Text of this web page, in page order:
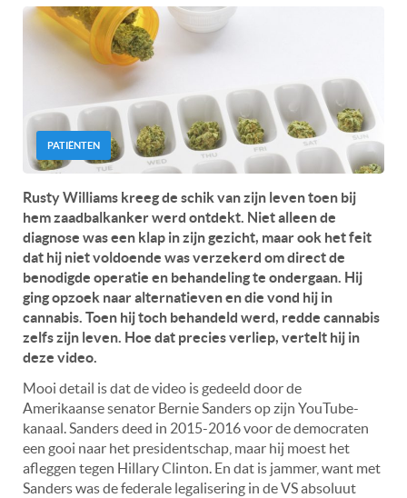
PATIËNTEN
Rusty Williams kreeg de schik van zijn leven toen bij
hem zaadbalkanker werd ontdekt. Niet alleen de
diagnose was een klap in zijn gezicht, maar ook het feit
dat hij niet voldoende was verzekerd om direct de
benodigde operatie en behandeling te ondergaan. Hij
ging opzoek naar alternatieven en die vond hij in
cannabis. Toen hij toch behandeld werd, redde cannabis
zelfs zijn leven. Hoe dat precies verliep, vertelt hij in
deze video.
Mooi detail is dat de video is gedeeld door de
Amerikaanse senator Bernie Sanders op zijn YouTube-
kanaal. Sanders deed in 2015-2016 voor de democraten
een gooi naar het presidentschap, maar hij moest het
afleggen tegen Hillary Clinton. En dat is jammer, want met
Sanders was de federale legalisering in de VS absoluut